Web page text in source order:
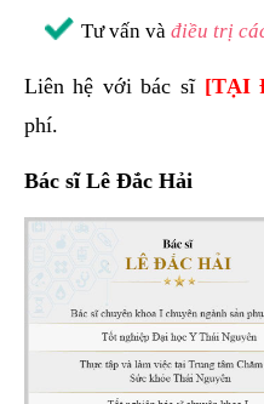
Tư vấn vàđiều trị
Liên hệ với bác sĩ [TẠI
phí.
Bác sĩ Lê Đắc Hải